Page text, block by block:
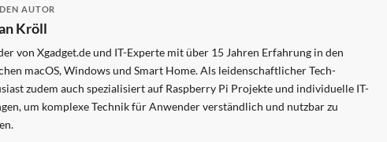
AUTOR
Kröll
von Xgadget.de und IT-Experte mit über 15 Jahren Erfahrung in den
macOS, Windows und Smart Home. Als leidenschaftlicher Tech-
zudem auch spezialisiert auf Raspberry Pi Projekte und individuelle IT-
um komplexe Technik für Anwender verständlich und nutzbar zu